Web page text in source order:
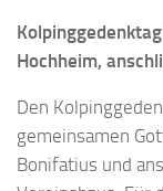
Hochheim,
Den
gemeinsamen
Bonifatius und